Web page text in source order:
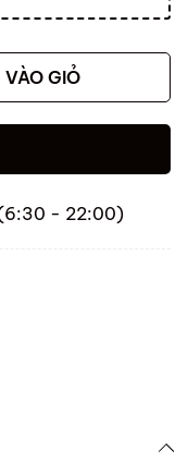
VÀO GIỎ
- 22:00)